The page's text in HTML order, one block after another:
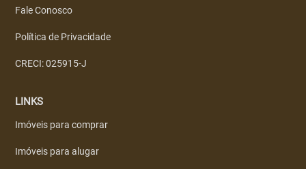
Fale Conosco
Política de Privacidade
CRECI: 025915-J
LINKS
Imóveis para comprar
Imóveis para alugar